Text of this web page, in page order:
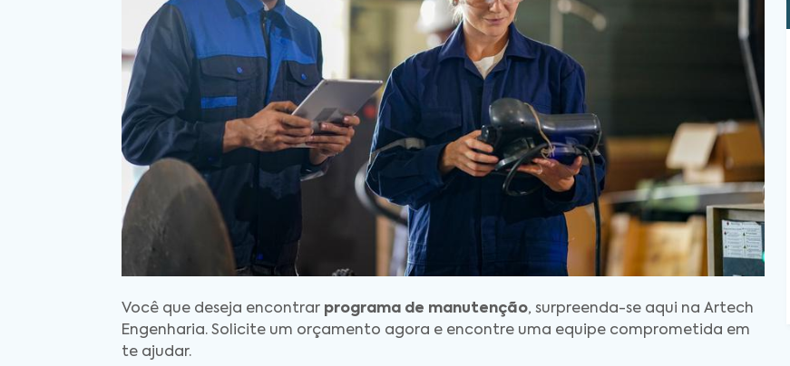
Você que deseja encontrar programa de manutenção, surpreenda-se aqui na Artech
Engenharia. Solicite um orçamento agora e encontre uma equipe comprometida em
te ajudar.